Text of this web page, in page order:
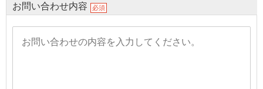
お問い合わせ内容 必須